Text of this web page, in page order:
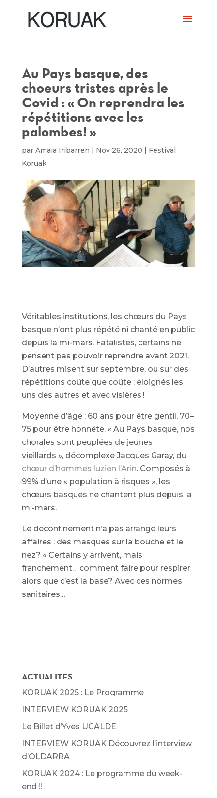
Au Pays basque, des
choeurs tristes après le
Covid : « On reprendra les
répétitions avec les
palombes! »
par Amaia Iribarren | Nov 26, 2020 | Festival
Koruak
Véritables institutions, les chœurs du Pays
basque n’ont plus répété ni chanté en public
depuis la mi-mars. Fatalistes, certains ne
pensent pas pouvoir reprendre avant 2021.
D’autres misent sur septembre, ou sur des
répétitions coûte que coûte : éloignés les
uns des autres et avec visières !
Moyenne d’âge : 60 ans pour être gentil, 70–
75 pour être honnête. « Au Pays basque, nos
chorales sont peuplées de jeunes
vieillards », décomplexe Jacques Garay, du
chœur d’hommes luzien l’Arin. Composés à
99% d’une « population à risques », les
chœurs basques ne chantent plus depuis la
mi-mars.
Le déconfinement n’a pas arrangé leurs
affaires : des masques sur la bouche et le
nez? « Certains y arrivent, mais
franchement… comment faire pour respirer
alors que c’est la base? Avec ces normes
sanitaires…
ACTUALITES
KORUAK 2025 : Le Programme
INTERVIEW KORUAK 2025
Le Billet d’Yves UGALDE
INTERVIEW KORUAK Découvrez l’interview
d’OLDARRA
KORUAK 2024 : Le programme du week-
end !!